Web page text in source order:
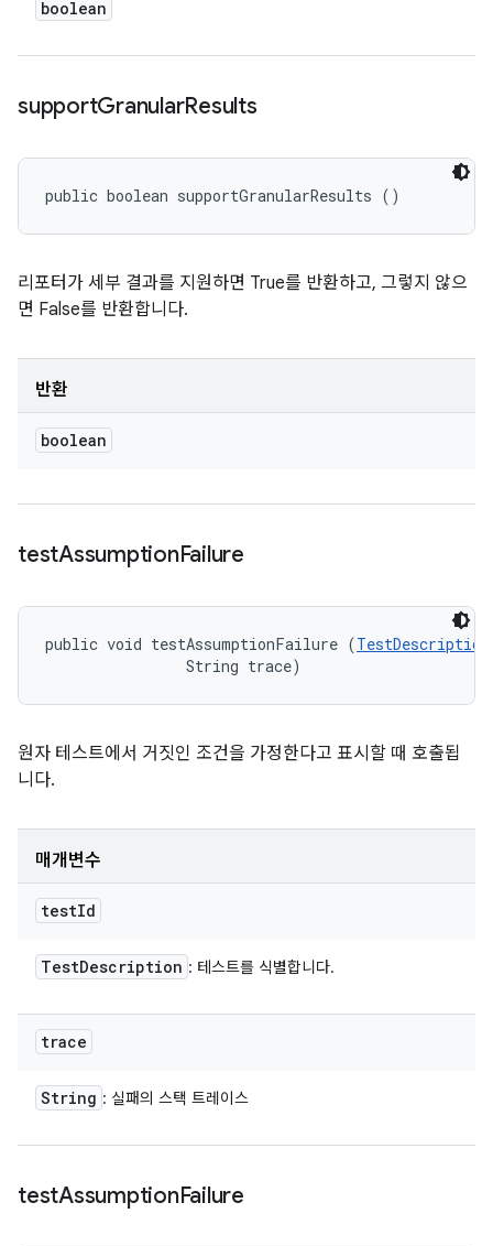
boolean
supportGranularResults
public boolean supportGranularResults ()
리포터가 세부 결과를 지원하면 True를 반환하고, 그렇지 않으
면 False를 반환합니다.
반환
boolean
testAssumptionFailure
public void testAssumptionFailure (TestDescription
                String trace)
원자 테스트에서 거짓인 조건을 가정한다고 표시할 때 호출됩
니다.
매개변수
testId
TestDescription : 테스트를 식별합니다.
trace
String : 실패의 스택 트레이스
testAssumptionFailure